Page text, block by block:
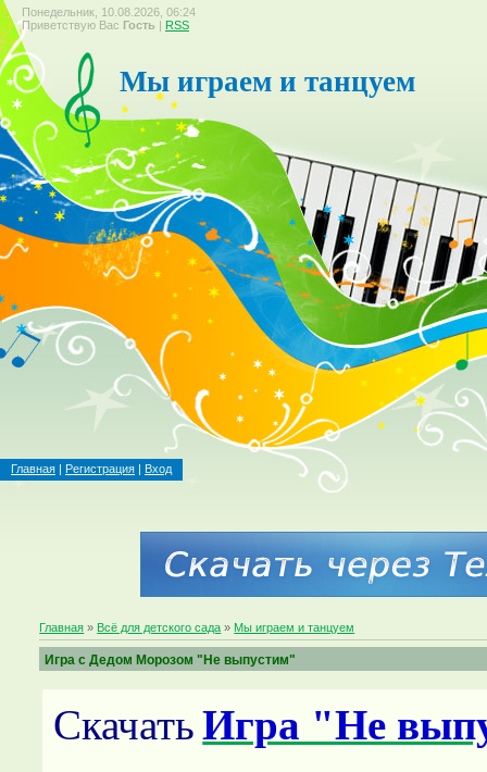
Понедельник, 10.08.2026, 06:24
Приветствую Вас Гость | RSS
Мы играем и танцуем
Главная | Регистрация | Вход
Главная » Всё для детского сада » Мы играем и танцуем
Игра с Дедом Морозом "Не выпустим"
СкачатьИгра "Не